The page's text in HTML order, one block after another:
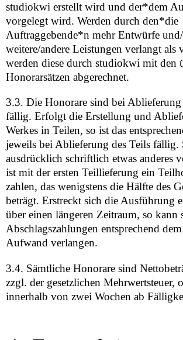
studiokwi erstellt wird und der*dem
vorgelegt wird. Werden durch den*die
Auftraggebende*n mehr Entwürfe
weitere/andere Leistungen verlangt als
werden diese durch studiokwi mit den
Honorarsätzen abgerechnet.
3.3. Die Honorare sind bei Ablieferung
fällig. Erfolgt die Erstellung und
Werkes in Teilen, so ist das
jeweils bei Ablieferung des Teils fällig.
ausdrücklich schriftlich etwas anderes
ist mit der ersten Teillieferung ein
zahlen, das wenigstens die Hälfte des
beträgt. Erstreckt sich die Ausführung
über einen längeren Zeitraum, so
Abschlagszahlungen entsprechend
Aufwand verlangen.
3.4. Sämtliche Honorare sind
zzgl. der gesetzlichen Mehrwertsteuer,
innerhalb von zwei Wochen ab